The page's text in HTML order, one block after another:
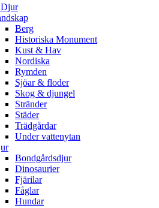
Berg
Historiska Monument
Kust & Hav
Nordiska
Rymden
Sjöar & floder
Skog & djungel
Stränder
Städer
Trädgårdar
Under vattenytan
Bondgårdsdjur
Dinosaurier
Fjärilar
Fåglar
Hundar